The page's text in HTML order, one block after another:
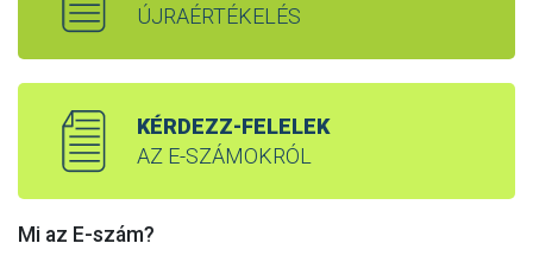
ÚJRAÉRTÉKELÉS
KÉRDEZZ-FELELEK
AZ E-SZÁMOKRÓL
Mi az E-szám?